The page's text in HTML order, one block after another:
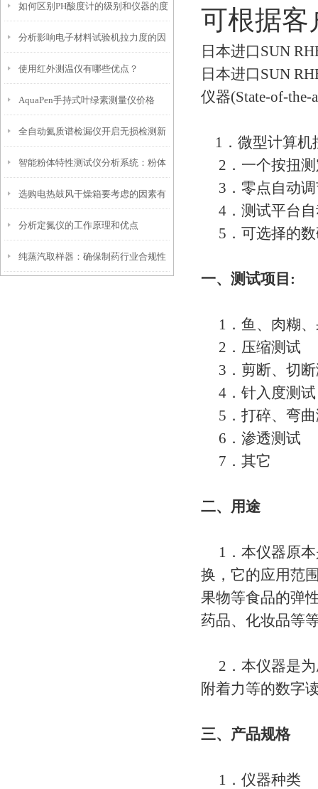
如何区别PH酸度计的级别和仪器的度
分析影响电子材料试验机拉力度的因
素
使用红外测温仪有哪些优点？
​AquaPen手持式叶绿素测量仪价格
全自动氦质谱检漏仪开启无损检测新
篇章
智能粉体特性测试仪分析系统：粉体
研究的得力助手
选购电热鼓风干燥箱要考虑的因素有
哪些
分析定氮仪的工作原理和优点
纯蒸汽取样器：确保制药行业合规性
可根据客
日本进口SUN
日本进口SUN
仪器(State-of-the-
1．微型计算
2．一个按扭
3．零点自动
4．测试平台
5．可选择的数
一、测试项目:
1．鱼、肉糊、
2．压缩测试
3．剪断、切断
4．针入度测
5．打碎、弯
6．渗透测试
7．其它
二、用途
1．本仪器原本
换，它的应用范
果物等食品的弹
药品、化妆品等
2．本仪器是为
附着力等的数字
三、产品规格
1．仪器种